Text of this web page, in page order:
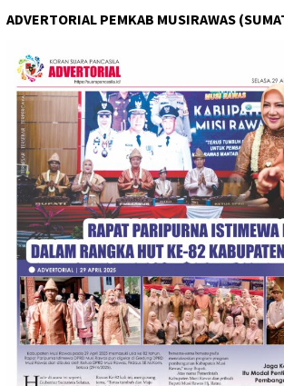
ADVERTORIAL PEMKAB MUSIRAWAS